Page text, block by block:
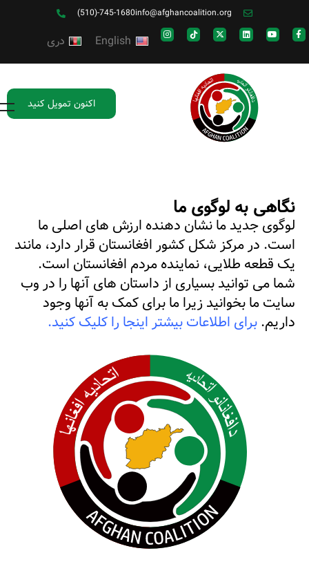
info@afghancoalition.org
(510)-745-1680
English دری
اکنون تمویل کنید
نگاهی به لوگوی ما
لوگوی جدید ما نشان دهنده ارزش های اصلی ما
است. در مرکز شکل کشور افغانستان قرار دارد، مانند
یک قطعه طلایی، نماینده مردم افغانستان است.
شما می توانید بسیاری از داستان های آنها را در وب
سایت ما بخوانید زیرا ما برای کمک به آنها وجود
داریم.برای اطلاعات بیشتر اینجا را کلیک کنید.